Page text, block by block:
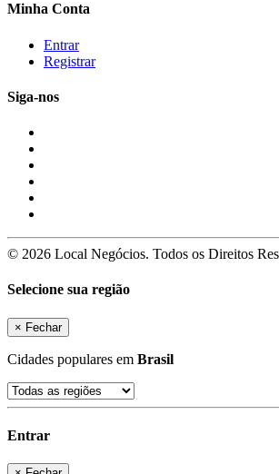
Minha Conta
Entrar
Registrar
Siga-nos
© 2026 Local Negócios. Todos os Direitos
Selecione sua região
× Fechar
Cidades populares em Brasil
Entrar